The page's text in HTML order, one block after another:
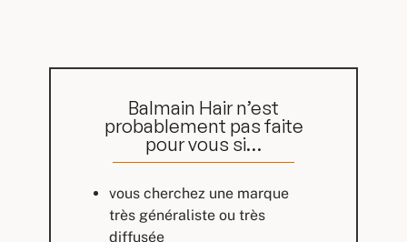
Balmain Hair n’est
probablement pas faite
pour vous si…
vous cherchez une marque
très généraliste ou très
diffusée